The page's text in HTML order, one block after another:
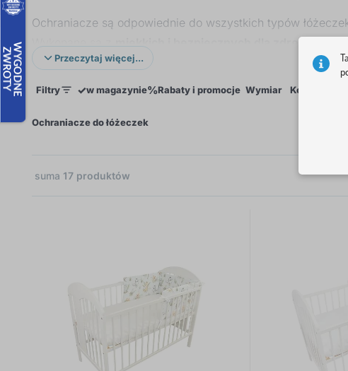
Ochraniacze są odpowiednie do wszystkich typów
Wykonane są zmiękkich i bezpiecznych dla zdrowia
Przeczytaj więcej...
Filtry ✓w magazynie%Rabaty i promocje Wymiar Kolor
Ochraniacze do łóżeczek
suma 17 produktów